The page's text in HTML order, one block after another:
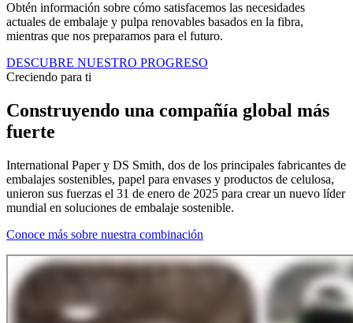
Obtén información sobre cómo satisfacemos las necesidades
actuales de embalaje y pulpa renovables basados en la fibra,
mientras que nos preparamos para el futuro.
DESCUBRE NUESTRO PROGRESO
Creciendo para ti
Construyendo una compañía global más
fuerte
International Paper y DS Smith, dos de los principales fabricantes de
embalajes sostenibles, papel para envases y productos de celulosa,
unieron sus fuerzas el 31 de enero de 2025 para crear un nuevo líder
mundial en soluciones de embalaje sostenible.
Conoce más sobre nuestra combinación